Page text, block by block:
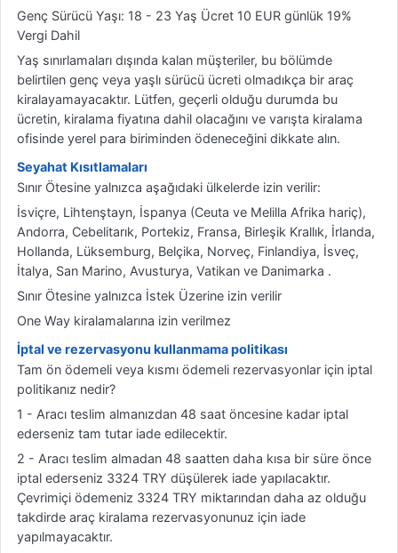
Genç Sürücü Yaşı: 18 - 23 Yaş Ücret 10 EUR günlük 19%
Vergi Dahil
Yaş sınırlamaları dışında kalan müşteriler, bu bölümde
belirtilen genç veya yaşlı sürücü ücreti olmadıkça bir araç
kiralayamayacaktır. Lütfen, geçerli olduğu durumda bu
ücretin, kiralama fiyatına dahil olacağını ve varışta kiralama
ofisinde yerel para biriminden ödeneceğini dikkate alın.
Seyahat Kısıtlamaları
Sınır Ötesine yalnızca aşağıdaki ülkelerde izin verilir:
İsviçre, Lihtenştayn, İspanya (Ceuta ve Melilla Afrika hariç),
Andorra, Cebelitarık, Portekiz, Fransa, Birleşik Krallık, İrlanda,
Hollanda, Lüksemburg, Belçika, Norveç, Finlandiya, İsveç,
İtalya, San Marino, Avusturya, Vatikan ve Danimarka .
Sınır Ötesine yalnızca İstek Üzerine izin verilir
One Way kiralamalarına izin verilmez
İptal ve rezervasyonu kullanmama politikası
Tam ön ödemeli veya kısmı ödemeli rezervasyonlar için iptal
politikanız nedir?
1 - Aracı teslim almanızdan 48 saat öncesine kadar iptal
ederseniz tam tutar iade edilecektir.
2 - Aracı teslim almadan 48 saatten daha kısa bir süre önce
iptal ederseniz 3324 TRY düşülerek iade yapılacaktır.
Çevrimiçi ödemeniz 3324 TRY miktarından daha az olduğu
takdirde araç kiralama rezervasyonunuz için iade
yapılmayacaktır.